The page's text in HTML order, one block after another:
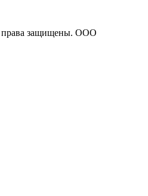
права защищены. ООО